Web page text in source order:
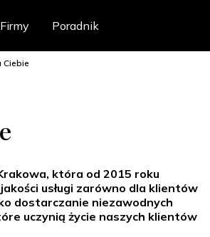
Firmy Poradnik
Ciebie
która od 2015 roku
usługi zarówno dla klientów
dostarczanie niezawodnych
uczynią życie naszych klientów